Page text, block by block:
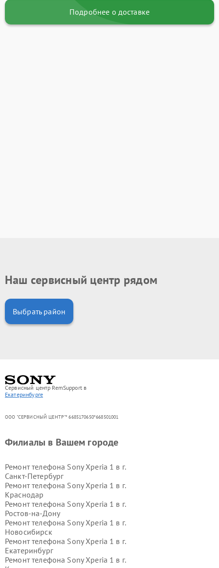
Подробнее о доставке
Наш сервисный центр рядом
Выбрать район
Сервисный центр RemSupport в
Екатеринбурге
ООО "СЕРВИСНЫЙ ЦЕНТР"* 6685170650*668501001
Филиалы в Вашем городе
Ремонт телефона Sony Xperia 1 в г.
Санкт-Петербург
Ремонт телефона Sony Xperia 1 в г.
Краснодар
Ремонт телефона Sony Xperia 1 в г.
Ростов-на-Дону
Ремонт телефона Sony Xperia 1 в г.
Новосибирск
Ремонт телефона Sony Xperia 1 в г.
Екатеринбург
Ремонт телефона Sony Xperia 1 в г.